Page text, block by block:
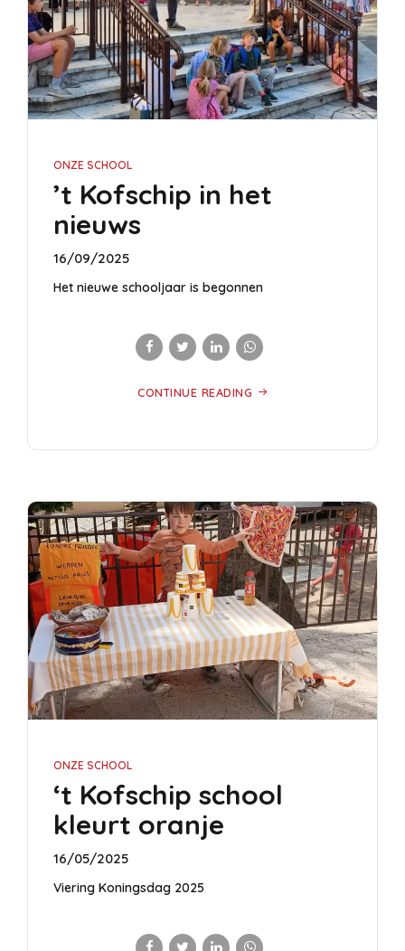
ONZE SCHOOL
’t Kofschip in het
nieuws
16/09/2025
Het nieuwe schooljaar is begonnen
CONTINUE READING
ONZE SCHOOL
‘t Kofschip school
kleurt oranje
16/05/2025
Viering Koningsdag 2025